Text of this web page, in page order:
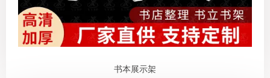
书本展示架